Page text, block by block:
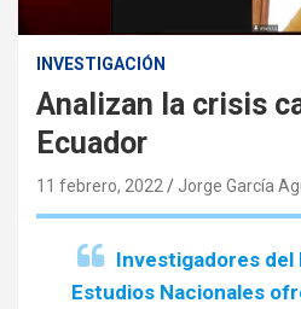
INVESTIGACIÓN
Analizan la crisis
Ecuador
11 febrero, 2022 Jorge García
Investigadores
Estudios Nacionales